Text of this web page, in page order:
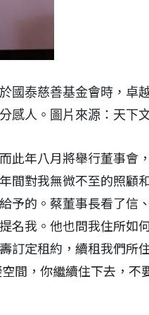
國泰慈善基金會時，卓
感人。圖片來源：天下
此年八月將舉行董事會
間對我無微不至的照顧
予的。蔡董事長看了信
名我。他也問我住所如
訂定租約，續租我們所
間，你繼續住下去，不